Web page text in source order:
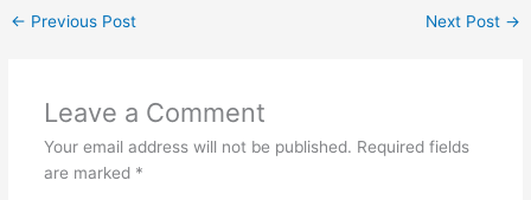
← Previous Post Next Post →
Leave a Comment
Your email address will not be published. Required fields
are marked *